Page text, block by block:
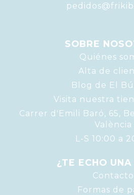
SOBRE
Quiénes
Alta de
Blog de El
Visita nuestra
Carrer d'Emili Baró, 65,
València
L-S 10:00 a
¿TE ECHO UNA
Contacto
Formas de